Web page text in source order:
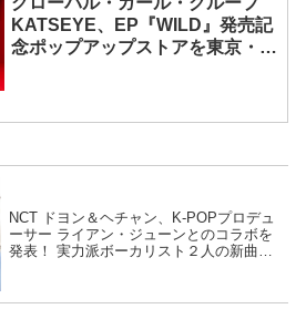
KATSEYE、EP『WILD』発売記
念ポップアップストアを東京・原
NCT ドヨン＆ヘチャン、K-POPプロデュ
ーサー ライアン・ジューンとのコラボを
発表！ 実力派ボーカリスト２人の新曲発